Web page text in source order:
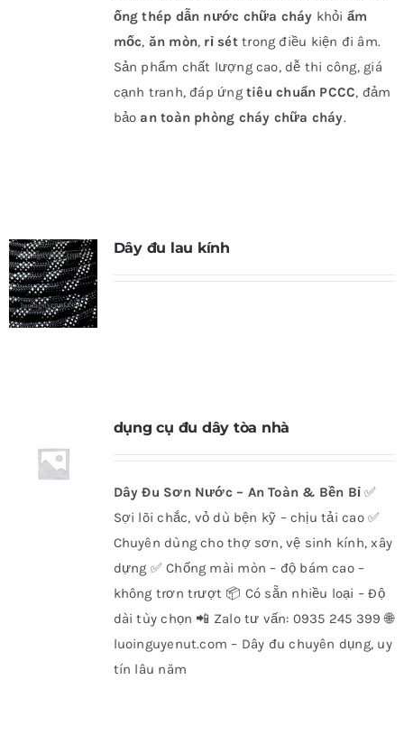
ống thép dẫn nước chữa cháy khỏi ẩm
mốc, ăn mòn, rỉ séttrong điều kiện đi âm.
Sản phẩm chất lượng cao, dễ thi công, giá
cạnh tranh, đáp ứngtiêu chuẩn PCCC, đảm
bảo an toàn phòng cháy chữa cháy.
Dây đu lau kính
dụng cụ đu dây tòa nhà
Dây Đu Sơn Nước – An Toàn & Bền Bỉ ✅
Sợi lõi chắc, vỏ dù bện kỹ – chịu tải cao ✅
Chuyên dùng cho thợ sơn, vệ sinh kính, xây
dựng ✅ Chống mài mòn – độ bám cao –
không trơn trượt 📦 Có sẵn nhiều loại – Độ
dài tùy chọn 📲 Zalo tư vấn: 0935 245 399 🌐
luoinguyenut.com – Dây đu chuyên dụng, uy
tín lâu năm